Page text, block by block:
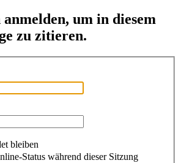
um in diesem
zu zitieren.
bleiben
Status während dieser Sitzung